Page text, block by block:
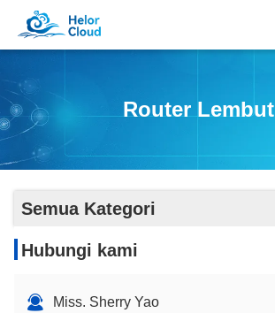
Router Lembut
Semua Kategori
Hubungi kami
Miss. Sherry Yao